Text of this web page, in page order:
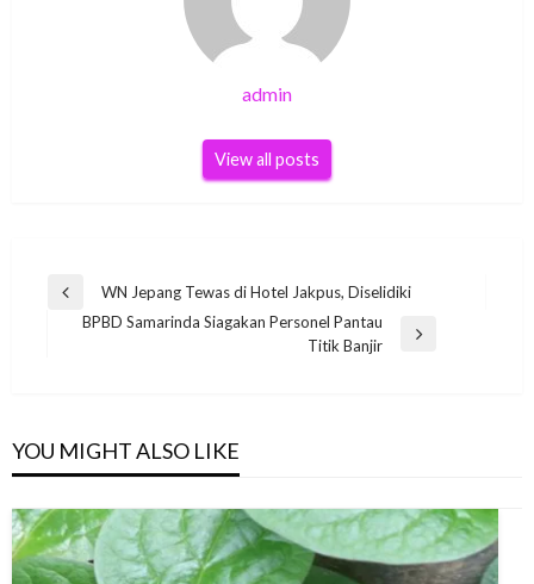
admin
View all posts
Post
navigation
Previous
WN Jepang Tewas di Hotel Jakpus, Diselidiki
BPBD Samarinda Siagakan Personel Pantau
Titik Banjir
YOU MIGHT ALSO LIKE